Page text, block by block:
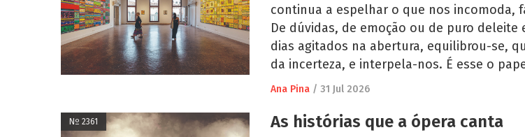
continua a espelhar o que nos incomoda,
De dúvidas, de emoção ou de puro deleite
dias agitados na abertura, equilibrou-se,
da incerteza, e interpela-nos. É esse o
Ana Pina / 31 Jul 2026
Nº 2361 As histórias que a ópera canta